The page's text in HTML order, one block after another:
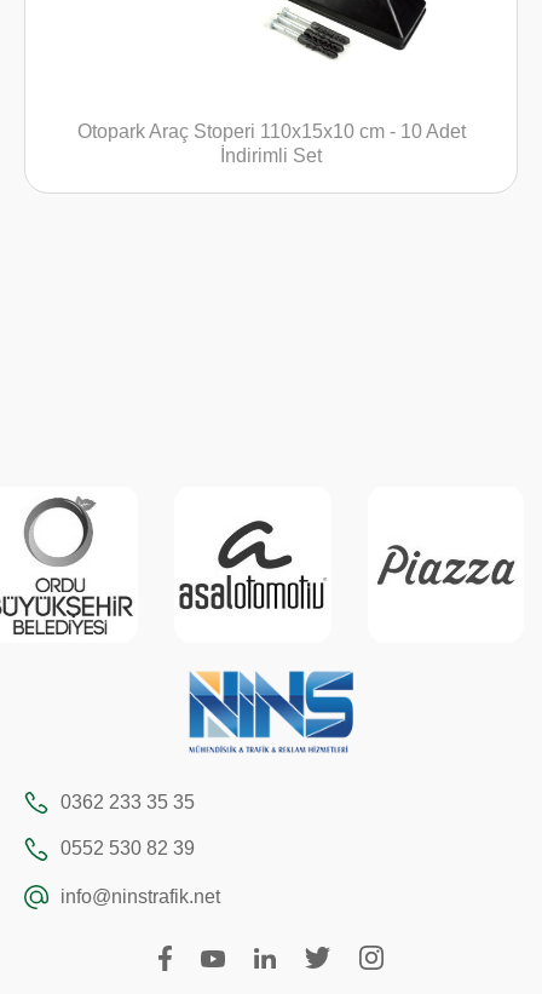
Otopark Araç Stoperi 110x15x10 cm - 10 Adet
İndirimli Set
0362 233 35 35
0552 530 82 39
info@ninstrafik.net